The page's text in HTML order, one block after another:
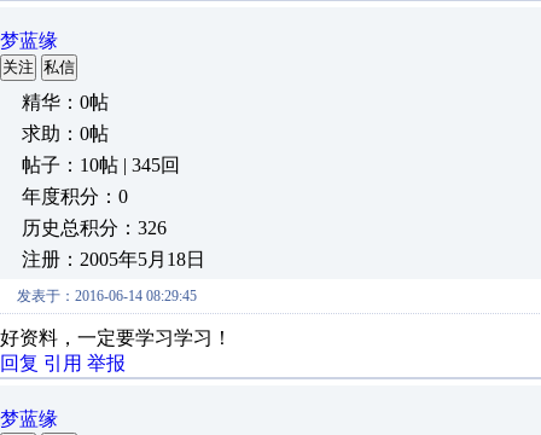
梦蓝缘
关注 私信
精华：0帖
求助：0帖
帖子：10帖 | 345回
年度积分：0
历史总积分：326
注册：2005年5月18日
发表于：2016-06-14 08:29:45
好资料，一定要学习学习！
回复 引用 举报
梦蓝缘